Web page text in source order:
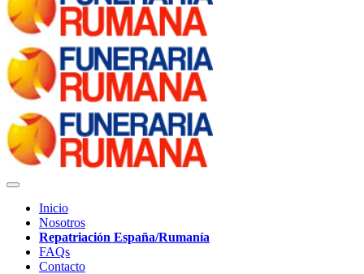
Inicio
Nosotros
Repatriación España/Rumanía
FAQs
Contacto